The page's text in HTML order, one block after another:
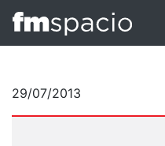
29/07/2013